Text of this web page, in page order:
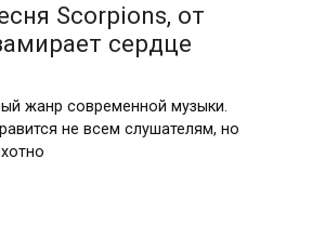
Scorpions, от
сердце
жанр современной музыки.
не всем слушателям, но